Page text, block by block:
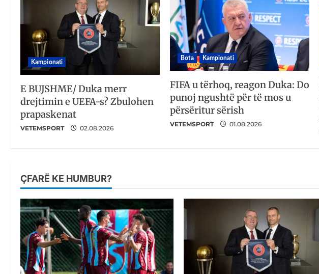
Kampionati
E BUJSHME/ Duka merr
drejtimin e UEFA-s? Zbulohen
prapaskenat
VETEMSPORT 02.08.2026
Bota Kampionati
FIFA u tërhoq, reagon Duka: Do
punoj ngushtë për të mos u
përsëritur sërish
VETEMSPORT 01.08.2026
ÇFARË KE HUMBUR?